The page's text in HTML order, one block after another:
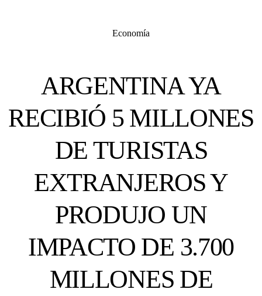
Economía
ARGENTINA YA
RECIBIÓ 5 MILLONES
DE TURISTAS
EXTRANJEROS Y
PRODUJO UN
IMPACTO DE 3.700
MILLONES DE